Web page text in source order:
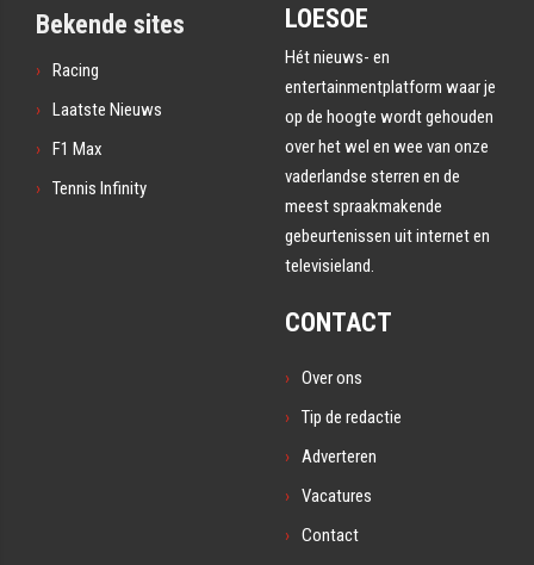
Bekende sites
Racing
Laatste Nieuws
F1 Max
Tennis Infinity
LOESOE
Hét nieuws- en
entertainmentplatform waar je
op de hoogte wordt gehouden
over het wel en wee van onze
vaderlandse sterren en de
meest spraakmakende
gebeurtenissen uit internet en
televisieland.
CONTACT
Over ons
Tip de redactie
Adverteren
Vacatures
Contact